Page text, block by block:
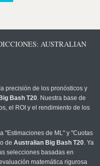
AUSTRALIAN
precisión de los pronósticos y
Bash T20. Nuestra base de
el ROI y el rendimiento de los
"Estimaciones de ML" y "Cuotas
de Australian Big Bash T20. Ya
selecciones basadas en
matemática rigurosa